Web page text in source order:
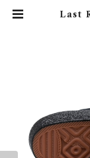
Last